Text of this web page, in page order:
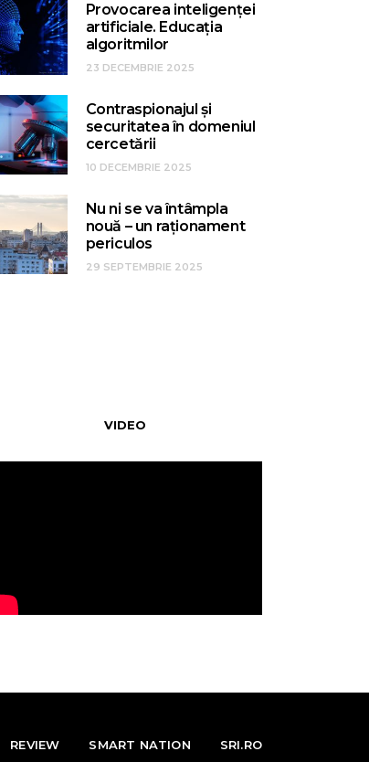
Provocarea inteligenței
artificiale. Educația
algoritmilor
23 DECEMBRIE 2025
Contraspionajul și
securitatea în domeniul
cercetării
10 DECEMBRIE 2025
Nu ni se va întâmpla
nouă – un raționament
periculos
29 SEPTEMBRIE 2025
VIDEO
REVIEW SMART NATION SRI.RO